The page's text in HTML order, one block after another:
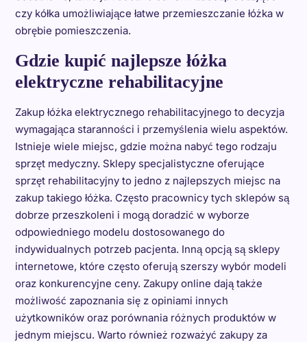
czy kółka umożliwiające łatwe przemieszczanie łóżka w
obrębie pomieszczenia.
Gdzie kupić najlepsze łóżka
elektryczne rehabilitacyjne
Zakup łóżka elektrycznego rehabilitacyjnego to decyzja
wymagająca staranności i przemyślenia wielu aspektów.
Istnieje wiele miejsc, gdzie można nabyć tego rodzaju
sprzęt medyczny. Sklepy specjalistyczne oferujące
sprzęt rehabilitacyjny to jedno z najlepszych miejsc na
zakup takiego łóżka. Często pracownicy tych sklepów są
dobrze przeszkoleni i mogą doradzić w wyborze
odpowiedniego modelu dostosowanego do
indywidualnych potrzeb pacjenta. Inną opcją są sklepy
internetowe, które często oferują szerszy wybór modeli
oraz konkurencyjne ceny. Zakupy online dają także
możliwość zapoznania się z opiniami innych
użytkowników oraz porównania różnych produktów w
jednym miejscu. Warto również rozważyć zakupy za